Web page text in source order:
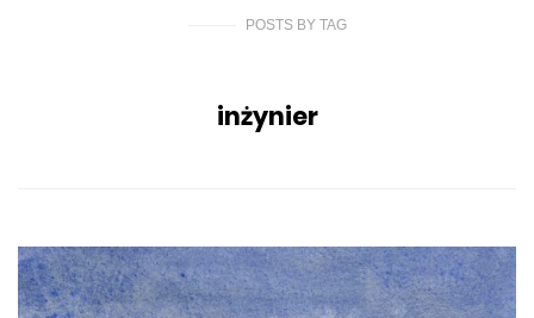
POSTS BYTAG
inżynier